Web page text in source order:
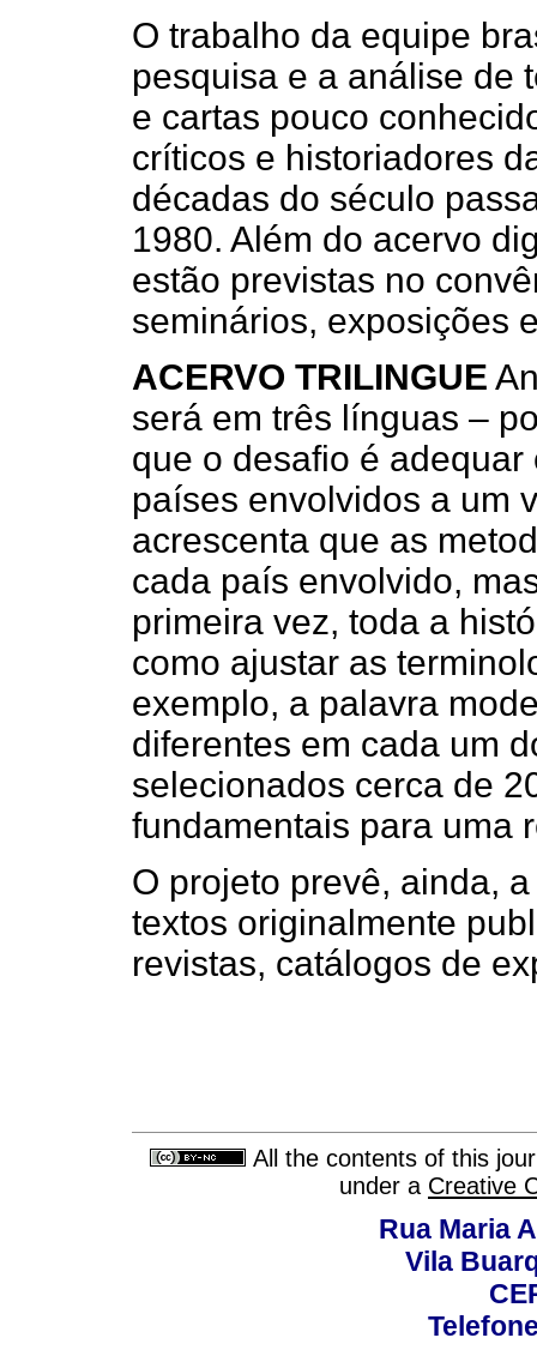
O trabalho da equipe
pesquisa e a análise de
e cartas pouco
críticos e historiadores
décadas do século
1980. Além do acervo
estão previstas no
seminários, exposições
ACERVO TRILINGUE
será em três línguas –
que o desafio é
países envolvidos a um
acrescenta que as
cada país envolvido,
primeira vez, toda a
como ajustar as
exemplo, a palavra
diferentes em cada um
selecionados cerca de
fundamentais para uma
O projeto prevê, ainda,
textos originalmente
revistas, catálogos de
All the contents of this
under a Creative
Rua Maria
Vila